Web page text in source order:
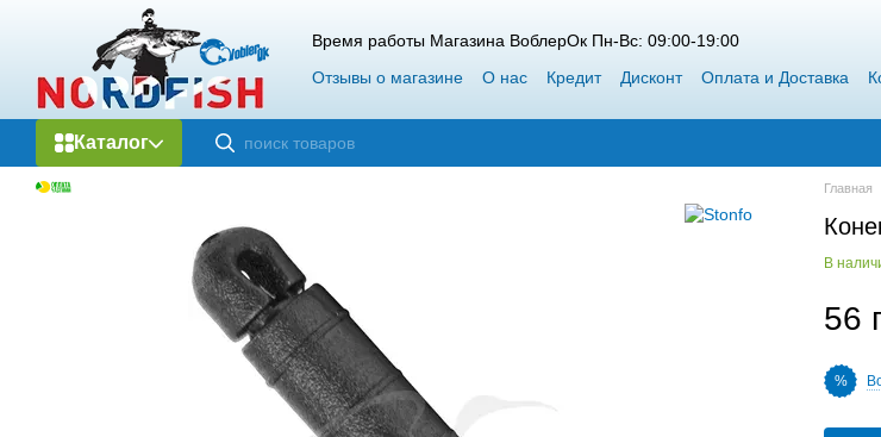
Перейти к основному контенту
Время работы Магазина ВоблерОк Пн-Вс: 09:00-19:00
Отзывы о магазине
О нас Кредит Дисконт Оплата и Доставка
Каталог
Главная
В
56
%